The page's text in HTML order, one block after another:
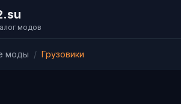
модов
моды / Грузовики